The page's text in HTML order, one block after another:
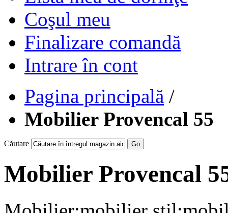
Coşul meu
Finalizare comandă
Intrare în cont
Pagina principală /
Mobilier Provencal 55
Căutare Go
Mobilier Provencal